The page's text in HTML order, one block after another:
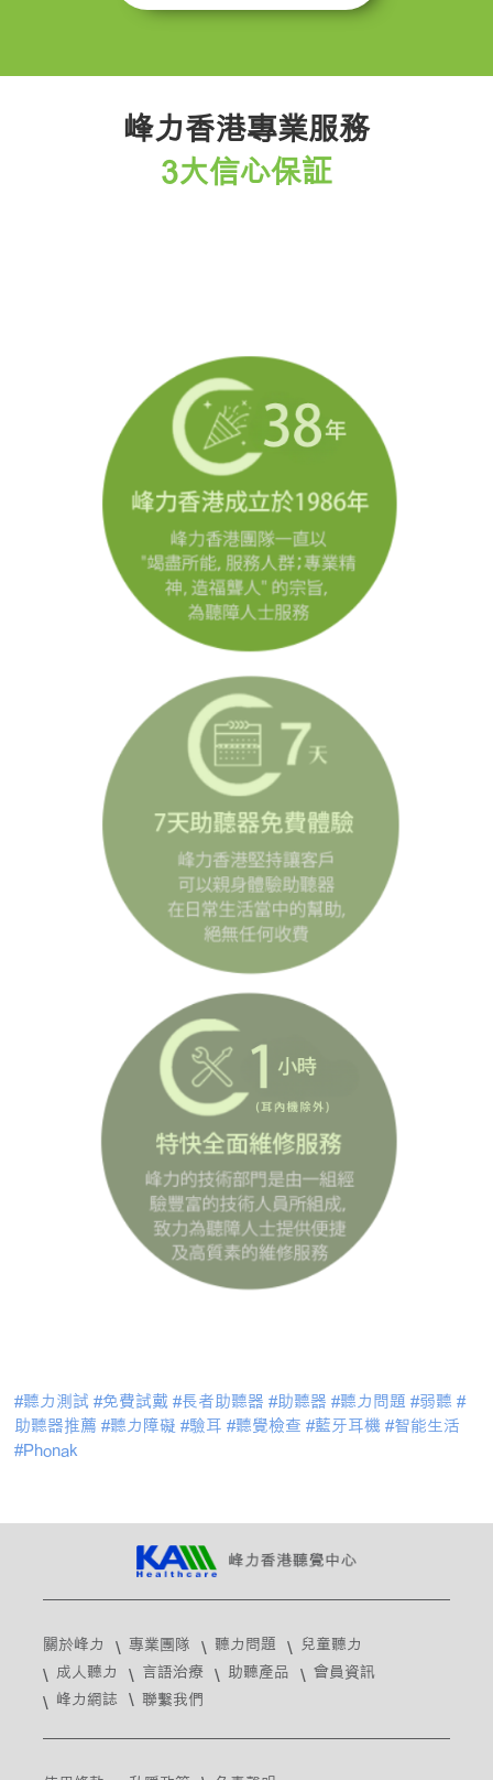
峰力香港專業服務
3大信心保証
#聽力測試 #免費試戴 #長者助聽器 #助聽器 #聽力問題 #弱聽 #
助聽器推薦 #聽力障礙 #驗耳 #聽覺檢查 #藍牙耳機 #智能生活
#Phonak
關於峰力 專業團隊 聽力問題
兒童聽力
成人聽力
言語治療 助聽產品
會員資訊
峰力網誌
聯繫我們